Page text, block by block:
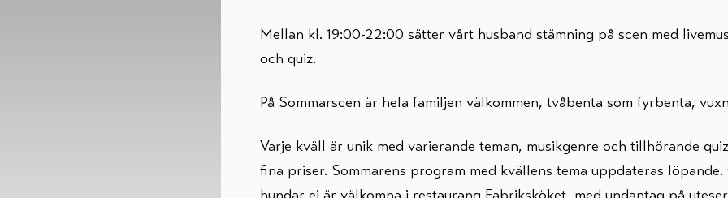
Mellan kl. 19:00-22:00 sätter vårt husband stämning på scen med
och quiz.
På Sommarscen är hela familjen välkommen, tvåbenta som fyrbenta,
Varje kväll är unik med varierande teman, musikgenre och tillhörande
fina priser. Sommarens program med kvällens tema uppdateras